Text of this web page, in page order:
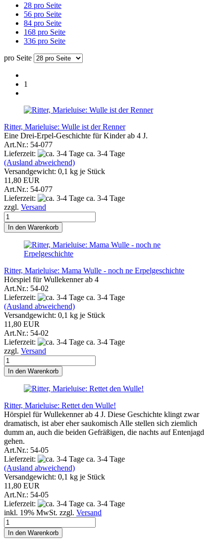
28 pro Seite
56 pro Seite
84 pro Seite
168 pro Seite
336 pro Seite
pro Seite
1
Ritter, Marieluise: Wulle ist der Renner
Eine Drei-Erpel-Geschichte für Kinder ab 4 J.
Art.Nr.: 54-077
Lieferzeit:
ca. 3-4 Tage
(Ausland abweichend)
Versandgewicht: 0,1 kg je Stück
11,80 EUR
Art.Nr.: 54-077
Lieferzeit:
ca. 3-4 Tage
zzgl. Versand
In den Warenkorb
Ritter, Marieluise: Mama Wulle - noch ne Erpelgeschichte
Hörspiel für Wullekenner ab 4
Art.Nr.: 54-02
Lieferzeit:
ca. 3-4 Tage
(Ausland abweichend)
Versandgewicht: 0,1 kg je Stück
11,80 EUR
Art.Nr.: 54-02
Lieferzeit:
ca. 3-4 Tage
zzgl. Versand
In den Warenkorb
Ritter, Marieluise: Rettet den Wulle!
Hörspiel für Wullekenner ab 4 J. Diese Geschichte klingt zwar
dramatisch, ist aber eher saukomisch Alle stellen sich ziemlich
dumm an, auch die beiden Gefräßigen, die nachts auf Entenjagd
gehen.
Art.Nr.: 54-05
Lieferzeit:
ca. 3-4 Tage
(Ausland abweichend)
Versandgewicht: 0,1 kg je Stück
11,80 EUR
Art.Nr.: 54-05
Lieferzeit:
ca. 3-4 Tage
inkl. 19% MwSt. zzgl. Versand
In den Warenkorb